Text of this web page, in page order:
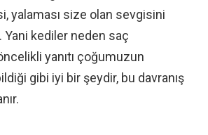
yalaması size olan sevgisini
kediler neden saç
yanıtı çoğumuzun
gibi iyi bir şeydir, bu davranış